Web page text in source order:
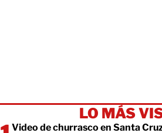
LO MÁS
Video de churrasco en Santa